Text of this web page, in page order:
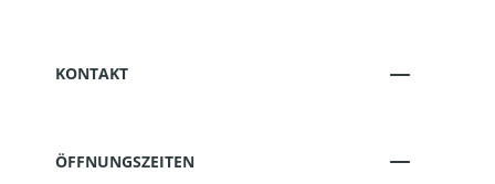
KONTAKT
ÖFFNUNGSZEITEN